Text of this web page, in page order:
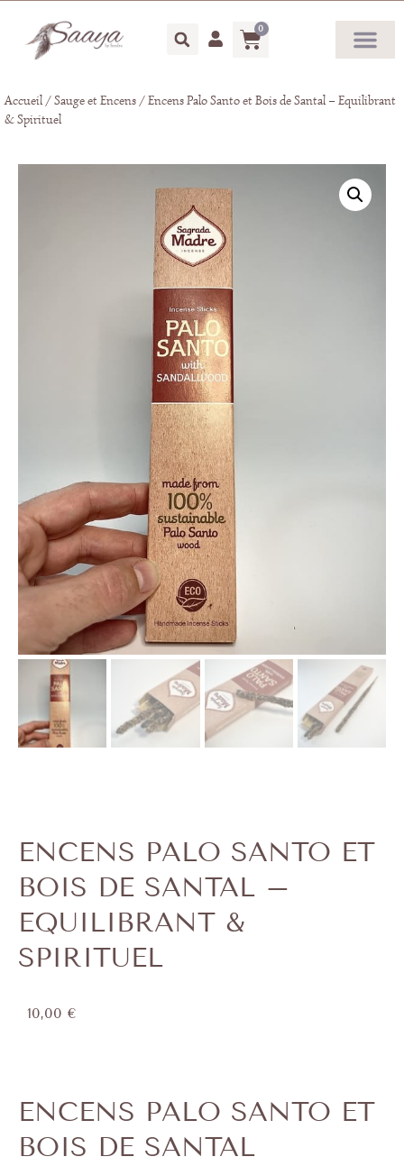
0
Accueil/Sauge et Encens / Encens Palo Santo et Bois de Santal – Equilibrant
& Spirituel
ENCENS PALO SANTO ET
BOIS DE SANTAL –
EQUILIBRANT &
SPIRITUEL
10,00 €
ENCENS PALO SANTO ET
BOIS DE SANTAL